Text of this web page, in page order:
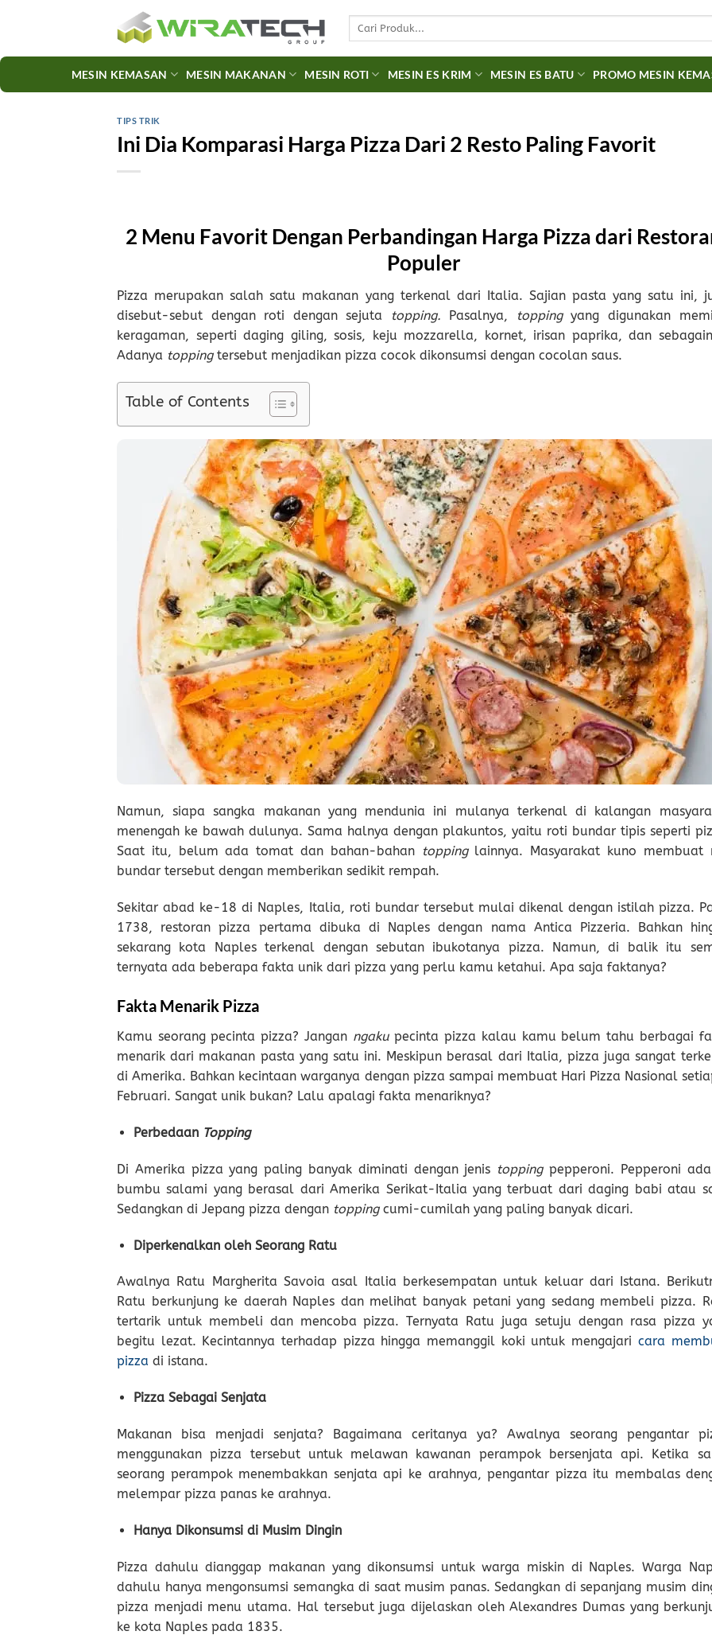
Search
MESIN KEMASAN MESIN MAKANAN MESIN ROTI MESIN ES KRIM MESIN ES BATU PROMO MESIN
TIPS TRIK
Ini Dia Komparasi Harga Pizza Dari 2 Resto Paling Favorit
2 Menu Favorit Dengan Perbandingan Harga Pizza dari
Populer
Pizza merupakan salah satu makanan yang terkenal dari Italia. Sajian pasta yang satu ini,
disebut-sebut dengan roti dengan sejuta
topping. Pasalnya, toppingyang digunakan
keragaman, seperti daging giling, sosis, keju mozzarella, kornet, irisan paprika, dan
Adanya topping tersebut menjadikan pizza cocok dikonsumsi dengan cocolan saus.
Table of Contents
Namun, siapa sangka makanan yang mendunia ini mulanya terkenal di kalangan
menengah ke bawah dulunya. Sama halnya dengan plakuntos, yaitu roti bundar tipis seperti
Saat itu, belum ada tomat dan bahan-bahan topping lainnya. Masyarakat kuno membuat
bundar tersebut dengan memberikan sedikit rempah.
Sekitar abad ke-18 di Naples, Italia, roti bundar tersebut mulai dikenal dengan istilah pizza.
1738, restoran pizza pertama dibuka di Naples dengan nama Antica Pizzeria. Bahkan
sekarang kota Naples terkenal dengan sebutan ibukotanya pizza. Namun, di balik itu
ternyata ada beberapa fakta unik dari pizza yang perlu kamu ketahui. Apa saja faktanya?
Fakta Menarik Pizza
Kamu seorang pecinta pizza? Jangan ngakupecinta pizza kalau kamu belum tahu berbagai
menarik dari makanan pasta yang satu ini. Meskipun berasal dari Italia, pizza juga sangat
di Amerika. Bahkan kecintaan warganya dengan pizza sampai membuat Hari Pizza Nasional
Februari. Sangat unik bukan? Lalu apalagi fakta menariknya?
Perbedaan Topping
Di Amerika pizza yang paling banyak diminati dengan jenis topping pepperoni. Pepperoni
bumbu salami yang berasal dari Amerika Serikat-Italia yang terbuat dari daging babi atau
Sedangkan di Jepang pizza dengan topping cumi-cumilah yang paling banyak dicari.
Diperkenalkan oleh Seorang Ratu
Awalnya Ratu Margherita Savoia asal Italia berkesempatan untuk keluar dari Istana.
Ratu berkunjung ke daerah Naples dan melihat banyak petani yang sedang membeli pizza.
tertarik untuk membeli dan mencoba pizza. Ternyata Ratu juga setuju dengan rasa pizza
begitu lezat. Kecintannya terhadap pizza hingga memanggil koki untuk mengajari cara
pizza di istana.
Pizza Sebagai Senjata
Makanan bisa menjadi senjata? Bagaimana ceritanya ya? Awalnya seorang pengantar
menggunakan pizza tersebut untuk melawan kawanan perampok bersenjata api. Ketika
seorang perampok menembakkan senjata api ke arahnya, pengantar pizza itu membalas
melempar pizza panas ke arahnya.
Hanya Dikonsumsi di Musim Dingin
Pizza dahulu dianggap makanan yang dikonsumsi untuk warga miskin di Naples. Warga
dahulu hanya mengonsumsi semangka di saat musim panas. Sedangkan di sepanjang musim
pizza menjadi menu utama. Hal tersebut juga dijelaskan oleh Alexandres Dumas yang
ke kota Naples pada 1835.